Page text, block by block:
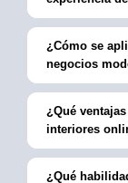
¿Cómo se
negocios
¿Qué
interiores
¿Qué